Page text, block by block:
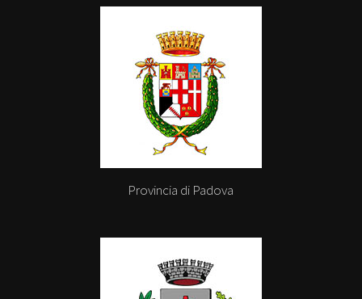
Provincia di Padova